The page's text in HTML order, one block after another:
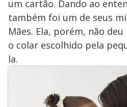
um cartão. Dando ao
também foi um de seus
Mães. Ela, porém, não
o colar escolhido pela
la.